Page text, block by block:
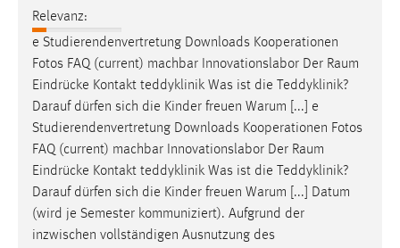
Relevanz:
e Studierendenvertretung Downloads Kooperationen
Fotos FAQ (current) machbar Innovationslabor Der Raum
Eindrücke Kontakt teddyklinik Was ist die Teddyklinik?
Darauf dürfen sich die Kinder freuen Warum [...] e
Studierendenvertretung Downloads Kooperationen Fotos
FAQ (current) machbar Innovationslabor Der Raum
Eindrücke Kontakt teddyklinik Was ist die Teddyklinik?
Darauf dürfen sich die Kinder freuen Warum [...] Datum
(wird je Semester kommuniziert). Aufgrund der
inzwischen vollständigen Ausnutzung des
Name:
staticfilecache
Zweck:
Für performante Seitenauslieferung wird in diesem Cookie
gespeichert, ob man eingeloggt ist.
Sprachpräferenz
Name:
site-language-preference